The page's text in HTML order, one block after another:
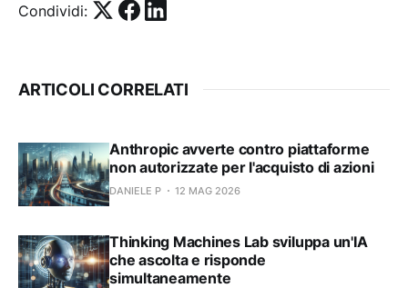
Condividi:
ARTICOLI CORRELATI
Anthropic avverte contro piattaforme
non autorizzate per l'acquisto di azioni
DANIELE P 12 MAG 2026
Thinking Machines Lab sviluppa un'IA
che ascolta e risponde
simultaneamente